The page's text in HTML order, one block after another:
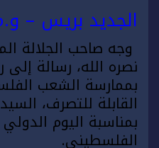
الجديد بريس –
وجه صاحب الجلالة
نصره الله، رسالة إلى
بممارسة الشعب
القابلة للتصرف،
بمناسبة اليوم
الفلسطيني.